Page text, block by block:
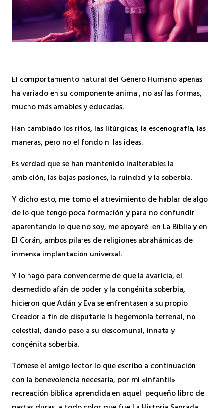
El comportamiento natural del Género Humano apenas
ha variado en su componente animal, no así las formas,
mucho más amables y educadas.
Han cambiado los ritos, las litúrgicas, la escenografía, las
maneras, pero no el fondo ni las ideas.
Es verdad que se han mantenido inalterables la
ambición, las bajas pasiones, la ruindad y la soberbia.
Y dicho esto, me tomo el atrevimiento de hablar de algo
de lo que tengo poca formación y para no confundir
aparentando lo que no soy, me apoyaré en La Biblia y en
El Corán, ambos pilares de religiones abrahámicas de
inmensa implantación universal.
Y lo hago para convencerme de que la avaricia, el
desmedido afán de poder y la congénita soberbia,
hicieron que Adán y Eva se enfrentasen a su propio
Creador a fin de disputarle la hegemonía terrenal, no
celestial, dando paso a su descomunal, innata y
congénita soberbia.
Tómese el amigo lector lo que escribo a continuación
con la benevolencia necesaria, por mi «infantil»
recreación bíblica aprendida en aquel pequeño libro de